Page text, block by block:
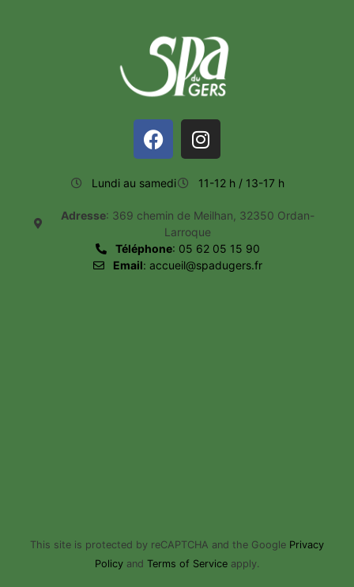
Lundi au samedi 11-12 h / 13-17 h
Adresse: 369 chemin de Meilhan, 32350 Ordan-
Larroque
Téléphone: 05 62 05 15 90
Email: accueil@spadugers.fr
This site is protected by reCAPTCHA and the Google Privacy
Policyand Terms of Serviceapply.